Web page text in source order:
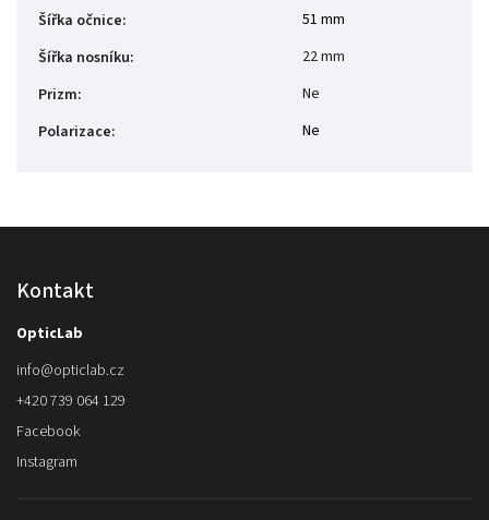
Šířka očnice:
51 mm
Šířka nosníku:
22 mm
Prizm:
Ne
Polarizace: Ne
Kontakt
OpticLab
info@opticlab.cz
+420 739 064 129
Facebook
Instagram